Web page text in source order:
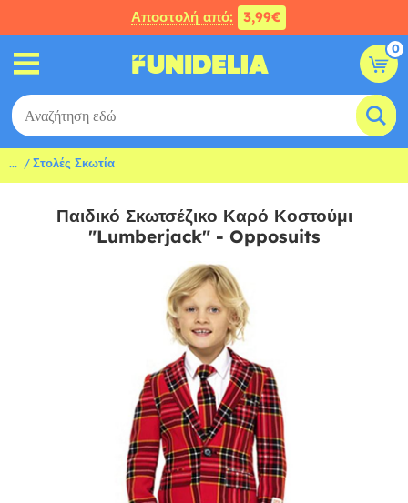
Αποστολή από: 3,99€
0
... Στολές Σκωτία
Παιδικό Σκωτσέζικο Καρό Κοστούμι
"Lumberjack" - Opposuits